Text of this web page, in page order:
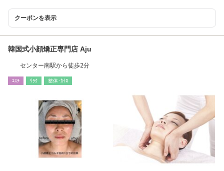
クーポンを表示
韓国式小顔矯正専門店 Aju
センター南駅から徒歩2分
ｴｽﾃ ﾘﾗｸ 整体･ｶｲﾛ